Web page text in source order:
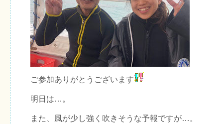
ご参加ありがとうございます
明日は…。
また、風が少し強く吹きそうな予報ですが…。